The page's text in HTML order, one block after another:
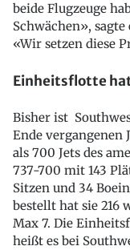
beide Flugzeuge
Schwächen»,
«Wir setzen diese
Einheitsflotte
Bisher ist
Ende vergangenen
als 700 Jets des
737-700 mit 143
Sitzen und 34
bestellt hat sie 216
Max 7. Die
heißt es bei